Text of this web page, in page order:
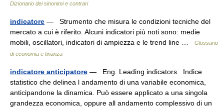
Dizionario dei sinonimi e contrari
indicatore — Strumento che misura le condizioni tecniche del
mercato a cui è riferito. Alcuni indicatori più noti sono: medie
mobili, oscillatori, indicatori di ampiezza e le trend line …
Glossario
di economia e finanza
indicatore anticipatore — Eng. Leading indicators Indice
statistico che delinea l andamento di una variabile economica,
anticipandone la dinamica. Può essere applicato a una singola
grandezza economica, oppure all andamento complessivo di un